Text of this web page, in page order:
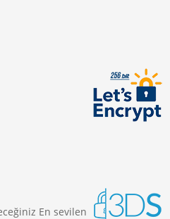
En sevilen